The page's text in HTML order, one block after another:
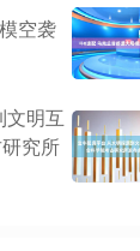
空袭
文明互
究所